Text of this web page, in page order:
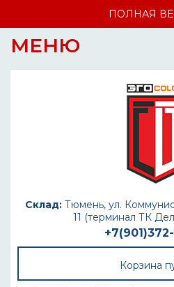
ПОЛНАЯ
МЕНЮ
Склад: Тюмень, ул.
11 (терминал ТК
Корзина